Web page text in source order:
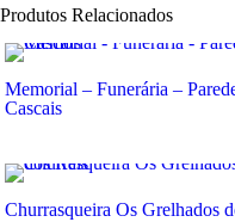
Produtos Relacionados
Memorial – Funerária –
Cascais
Churrasqueira Os Grelhados